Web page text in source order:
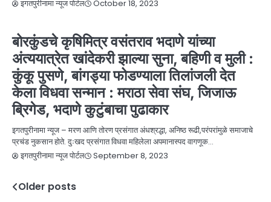
इगतपुरीनामा न्यूज पोर्टल October 18, 2023
बोरकुंडचे कृषिमित्र वसंतराव भदाणे यांच्या
अंत्ययात्रेत खांदेकरी झाल्या सुना, बहिणी व मुली :
कुंकू पुसणे, बांगड्या फोडण्याला तिलांजली देत
केला विधवा सन्मान : मराठा सेवा संघ, जिजाऊ
ब्रिगेड, भदाणे कुटुंबाचा पुढाकार
इगतपुरीनामा न्यूज – मरण आणि तोरण प्रसंगात अंधश्रद्धा, अनिष्ठ रूढी,परंपरांमुळे समाजाचे
प्रचंड नुकसान होते. दुःखद प्रसंगात विधवा महिलेला अपमानास्पद वागणूक…
इगतपुरीनामा न्यूज पोर्टल
September 8, 2023
Older posts